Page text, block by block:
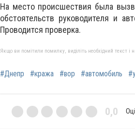
На место происшествия была
обстоятельств руководителя и
Проводится проверка.
Якщо ви помітили помилку, виділіть необхідний текст і
#Днепр #кража #вор #автомобиль
0,0